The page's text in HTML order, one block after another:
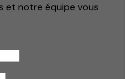
et notre équipe vous